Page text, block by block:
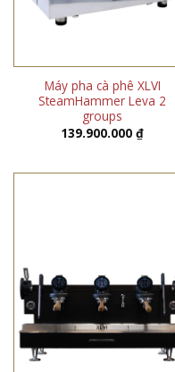
Máy pha cà phê XLVI
SteamHammer Leva 2
groups
139.900.000 ₫